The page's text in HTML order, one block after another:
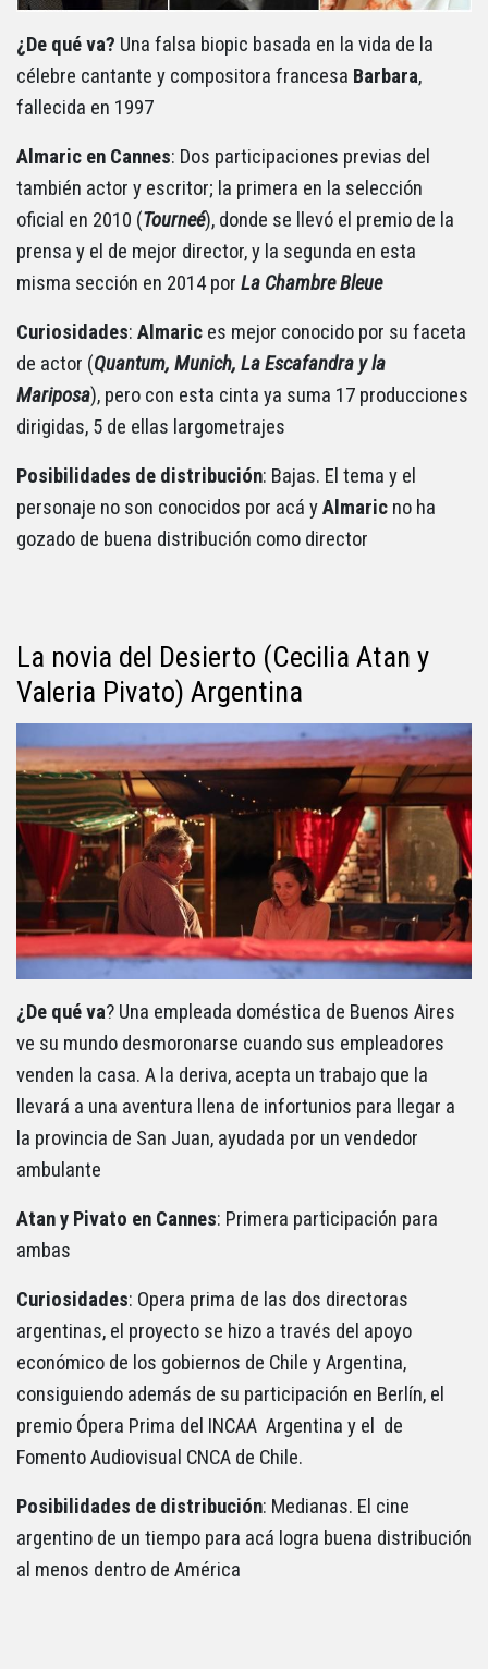
¿De qué va? Una falsa biopic basada en la vida de la
célebre cantante y compositora francesa Barbara,
fallecida en 1997
Almaric en Cannes: Dos participaciones previas del
también actor y escritor; la primera en la selección
oficial en 2010 (Tourneé), donde se llevó el premio de la
prensa y el de mejor director, y la segunda en esta
misma sección en 2014 por La Chambre Bleue
Curiosidades: Almaric es mejor conocido por su faceta
de actor (Quantum, Munich, La Escafandra y la
Mariposa), pero con esta cinta ya suma 17 producciones
dirigidas, 5 de ellas largometrajes
Posibilidades de distribución: Bajas. El tema y el
personaje no son conocidos por acá yAlmaric no ha
gozado de buena distribución como director
La novia del Desierto (Cecilia Atan y
Valeria Pivato) Argentina
¿De qué va? Una empleada doméstica de Buenos Aires
ve su mundo desmoronarse cuando sus empleadores
venden la casa. A la deriva, acepta un trabajo que la
llevará a una aventura llena de infortunios para llegar a
la provincia de San Juan, ayudada por un vendedor
ambulante
Atan y Pivato en Cannes: Primera participación para
ambas
Curiosidades: Opera prima de las dos directoras
argentinas, el proyecto se hizo a través del apoyo
económico de los gobiernos de Chile y Argentina,
consiguiendo además de su participación en Berlín, el
premio Ópera Prima del INCAA Argentina y el de
Fomento Audiovisual CNCA de Chile.
Posibilidades de distribución: Medianas. El cine
argentino de un tiempo para acá logra buena distribución
al menos dentro de América